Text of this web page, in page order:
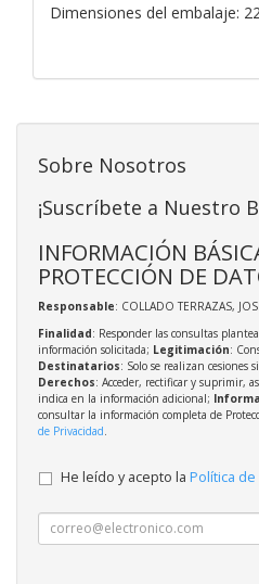
Dimensiones del embalaje:
Sobre Nosotros
¡Suscríbete a Nuestro
INFORMACIÓN
PROTECCIÓN DE
Responsable: COLLADO TERRAZAS,
Finalidad: Responder las consultas
información solicitada; Legitimación:
Destinatarios: Solo se realizan cesiones
Derechos: Acceder, rectificar y suprimir,
indica en la información adicional;
consultar la información completa de
de Privacidad
He leído y acepto la Política de